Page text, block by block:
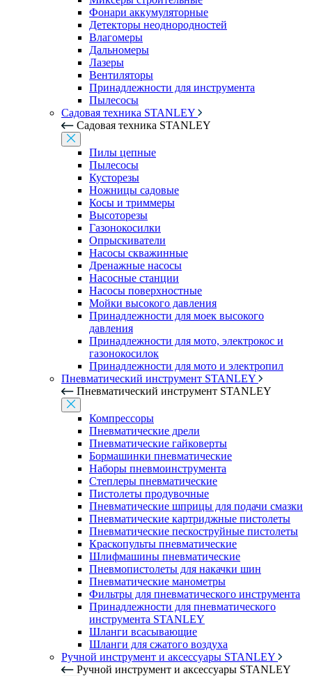
Фонари аккумуляторные
Детекторы неоднородностей
Влагомеры
Дальномеры
Лазеры
Вентиляторы
Принадлежности для инструмента
Пылесосы
Садовая техника STANLEY
Садовая техника STANLEY
Пилы цепные
Пылесосы
Кусторезы
Ножницы садовые
Косы и триммеры
Высоторезы
Газонокосилки
Опрыскиватели
Насосы скважинные
Дренажные насосы
Насосные станции
Насосы поверхностные
Мойки высокого давления
Принадлежности для моек высокого
давления
Принадлежности для мото, электрокос и
газонокосилок
Принадлежности для мото и электропил
Пневматический инструмент STANLEY
Пневматический инструмент STANLEY
Компрессоры
Пневматические дрели
Пневматические гайковерты
Бормашинки пневматические
Наборы пневмоинструмента
Степлеры пневматические
Пистолеты продувочные
Пневматические шприцы для подачи смазки
Пневматические картриджные пистолеты
Пневматические пескоструйные пистолеты
Краскопульты пневматические
Шлифмашины пневматические
Пневмопистолеты для накачки шин
Пневматические манометры
Фильтры для пневматического инструмента
Принадлежности для пневматического
инструмента STANLEY
Шланги всасывающие
Шланги для сжатого воздуха
Ручной инструмент и аксессуары STANLEY
Ручной инструмент и аксессуары STANLEY